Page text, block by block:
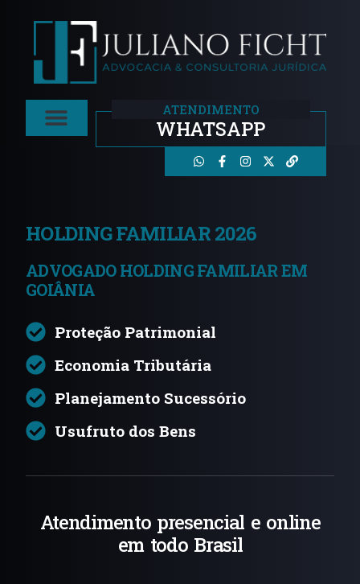
ATENDIMENTO
WHATSAPP
HOLDING FAMILIAR 2026
ADVOGADO HOLDING FAMILIAR EM
GOIÂNIA
Proteção Patrimonial
Economia Tributária
Planejamento Sucessório
Usufruto dos Bens
Atendimento presencial e online
em todo Brasil